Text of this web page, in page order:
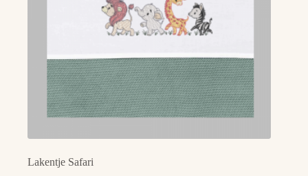
Lakentje Safari